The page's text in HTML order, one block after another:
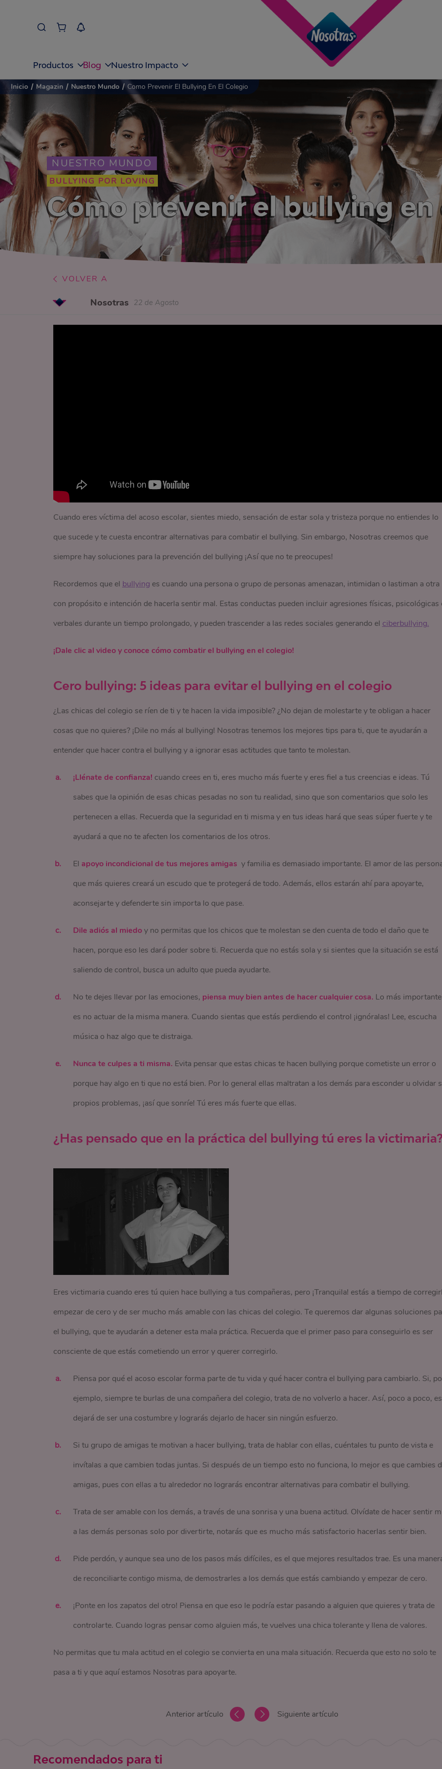
Productos Blog Nuestro Impacto
NUESTRO MUNDO
BULLYING POR LOVING
Cómo prevenir el bullying
Inicio / Magazin / Nuestro Mundo / Como Prevenir El Bullying En El Colegio
VOLVER A
Nosotras 22 de Agosto
Cuando eres víctima del acoso escolar, sientes miedo, sensación de estar sola y tristeza porque no entiendes lo
que sucede y te cuesta encontrar alternativas para combatir el bullying. Sin embargo, Nosotras creemos que
siempre hay soluciones para la prevención del bullying ¡Así que no te preocupes!
Recordemos que el bullying es cuando una persona o grupo de personas amenazan, intimidan o lastiman a otra
con propósito e intención de hacerla sentir mal. Estas conductas pueden incluir agresiones físicas, psicológicas
verbales durante un tiempo prolongado, y pueden trascender a las redes sociales generando el ciberbullying.
¡Dale clic al video y conoce cómo combatir el bullying en el colegio!
Cero bullying: 5 ideas para evitar el bullying en el colegio
¿Las chicas del colegio se ríen de ti y te hacen la vida imposible? ¿No dejan de molestarte y te obligan a hacer
cosas que no quieres? ¡Dile no más al bullying! Nosotras tenemos los mejores tips para ti, que te ayudarán a
entender que hacer contra el bullying y a ignorar esas actitudes que tanto te molestan.
¡Llénate de confianza! cuando crees en ti, eres mucho más fuerte y eres fiel a tus creencias e ideas. Tú
sabes que la opinión de esas chicas pesadas no son tu realidad, sino que son comentarios que solo les
pertenecen a ellas. Recuerda que la seguridad en ti misma y en tus ideas hará que seas súper fuerte y te
ayudará a que no te afecten los comentarios de los otros.
El apoyo incondicional de tus mejores amigas y familia es demasiado importante. El amor de las
que más quieres creará un escudo que te protegerá de todo. Además, ellos estarán ahí para apoyarte,
aconsejarte y defenderte sin importa lo que pase.
Dile adiós al miedoy no permitas que los chicos que te molestan se den cuenta de todo el daño que te
hacen, porque eso les dará poder sobre ti. Recuerda que no estás sola y si sientes que la situación se está
saliendo de control, busca un adulto que pueda ayudarte.
No te dejes llevar por las emociones, piensa muy bien antes de hacer cualquier cosa. Lo más importante
es no actuar de la misma manera. Cuando sientas que estás perdiendo el control ¡ignóralas! Lee, escucha
música o haz algo que te distraiga.
Nunca te culpes a ti misma. Evita pensar que estas chicas te hacen bullying porque cometiste un error o
porque hay algo en ti que no está bien. Por lo general ellas maltratan a los demás para esconder u olvidar
propios problemas, ¡así que sonríe! Tú eres más fuerte que ellas.
¿Has pensado que en la práctica del bullying tú eres la
Eres victimaria cuando eres tú quien hace bullying a tus compañeras, pero ¡Tranquila! estás a tiempo de
empezar de cero y de ser mucho más amable con las chicas del colegio. Te queremos dar algunas soluciones
el bullying, que te ayudarán a detener esta mala práctica. Recuerda que el primer paso para conseguirlo es ser
consciente de que estás cometiendo un error y querer corregirlo.
Piensa por qué el acoso escolar forma parte de tu vida y qué hacer contra el bullying para cambiarlo. Si,
ejemplo, siempre te burlas de una compañera del colegio, trata de no volverlo a hacer. Así, poco a poco,
dejará de ser una costumbre y lograrás dejarlo de hacer sin ningún esfuerzo.
Si tu grupo de amigas te motivan a hacer bullying, trata de hablar con ellas, cuéntales tu punto de vista e
invítalas a que cambien todas juntas. Si después de un tiempo esto no funciona, lo mejor es que cambies
amigas, pues con ellas a tu alrededor no lograrás encontrar alternativas para combatir el bullying.
Trata de ser amable con los demás, a través de una sonrisa y una buena actitud. Olvídate de hacer sentir
a las demás personas solo por divertirte, notarás que es mucho más satisfactorio hacerlas sentir bien.
Pide perdón, y aunque sea uno de los pasos más difíciles, es el que mejores resultados trae. Es una
de reconciliarte contigo misma, de demostrarles a los demás que estás cambiando y empezar de cero.
¡Ponte en los zapatos del otro! Piensa en que eso le podría estar pasando a alguien que quieres y trata de
controlarte. Cuando logras pensar como alguien más, te vuelves una chica tolerante y llena de valores.
No permitas que tu mala actitud en el colegio se convierta en una mala situación. Recuerda que esto no solo te
pasa a ti y que aquí estamos Nosotras para apoyarte.
Anterior artículo Siguiente artículo
Recomendados para ti